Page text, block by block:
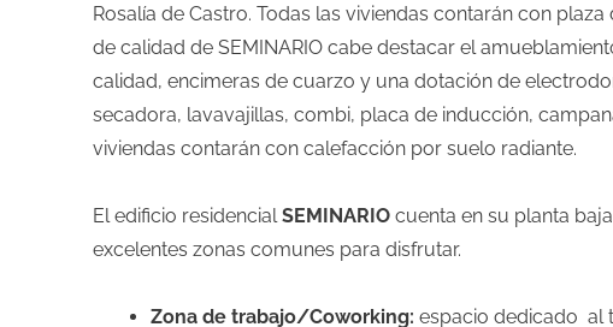
Rosalía de Castro. Todas las viviendas contarán con
de calidad de SEMINARIO cabe destacar el
calidad, encimeras de cuarzo y una dotación de
secadora, lavavajillas, combi, placa de inducción,
viviendas contarán con calefacción por suelo radiante.
El edificio residencialSEMINARIO cuenta en su planta
excelentes zonas comunes para disfrutar.
Zona de trabajo/Coworking:espacio dedicado al